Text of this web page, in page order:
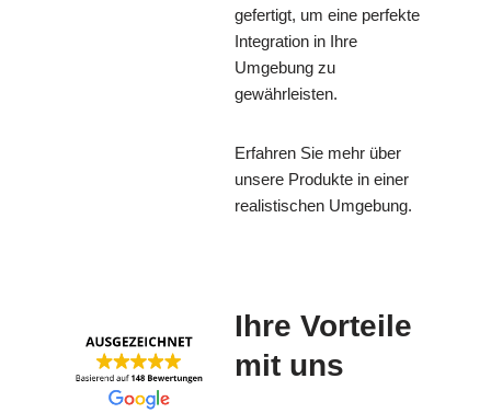
gefertigt, um eine perfekte
Integration in Ihre
Umgebung zu
gewährleisten.
Erfahren Sie mehr über
unsere Produkte in einer
realistischen Umgebung.
Ihre Vorteile
mit uns